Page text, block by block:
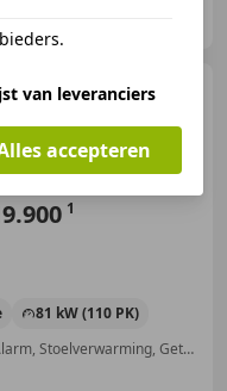
Ibiza1.0 TSi 110 pk FR
1
81 kW (110 PK)
Sportstoelen, Parkeerhulp met camera, Alarm, Stoelverwarming, Getinte ramen, Airconditioning, ABS, Navigatiesysteem
van leveranciers
accepteren